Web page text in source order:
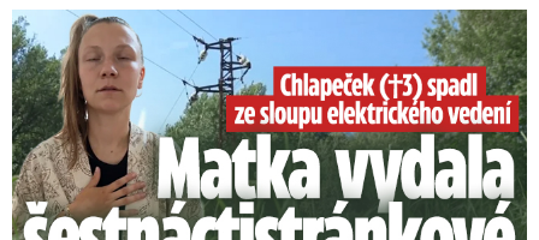
Smrtelný pád chlapce: Matka vydala vyjádření na 16 stran